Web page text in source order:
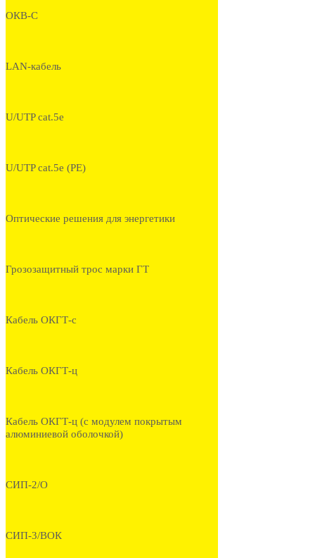
ОКВ-С
LAN-кабель
U/UTP cat.5e
U/UTP cat.5e (PE)
Оптические решения для энергетики
Грозозащитный трос марки ГТ
Кабель ОКГТ-с
Кабель ОКГТ-ц
Кабель ОКГТ-ц (с модулем покрытым
алюминиевой оболочкой)
СИП-2/О
СИП-3/ВОК